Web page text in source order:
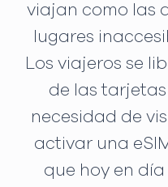
viajan como las
lugares
Los viajeros se
de las tarjetas
necesidad de
activar una
que hoy en